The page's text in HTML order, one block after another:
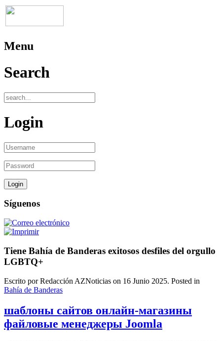
Menu
Search
Login
Síguenos
Tiene Bahía de Banderas exitosos desfiles del orgullo
LGBTQ+
Escrito por Redacción AZNoticias on 16 Junio 2025. Posted in
Bahía de Banderas
шаблоны сайтов онлайн-магазины
файловые менеджеры Joomla